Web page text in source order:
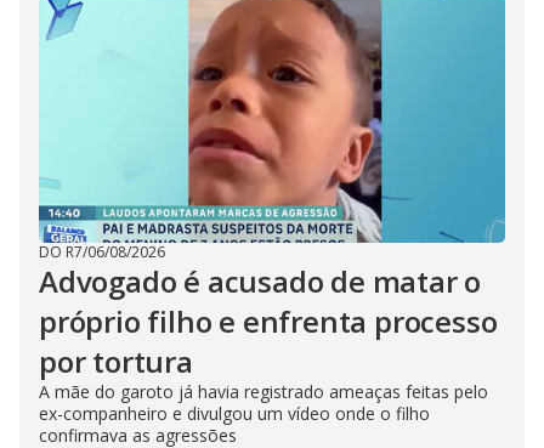
DO R7/06/08/2026
Advogado é acusado de matar o
próprio filho e enfrenta processo
por tortura
A mãe do garoto já havia registrado ameaças feitas pelo
ex-companheiro e divulgou um vídeo onde o filho
confirmava as agressões